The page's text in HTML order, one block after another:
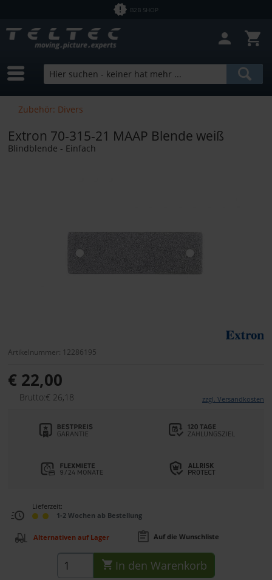
B2B SHOP
Zubehör: Divers
Extron 70-315-21 MAAP Blende weiß
Blindblende - Einfach
Artikelnummer: 12286195
€ 22,00
Brutto:€ 26,18 zzgl. Versandkosten
Lieferzeit:
1-2 Wochen ab Bestellung
Alternativen auf Lager Auf die Wunschliste
In den Warenkorb